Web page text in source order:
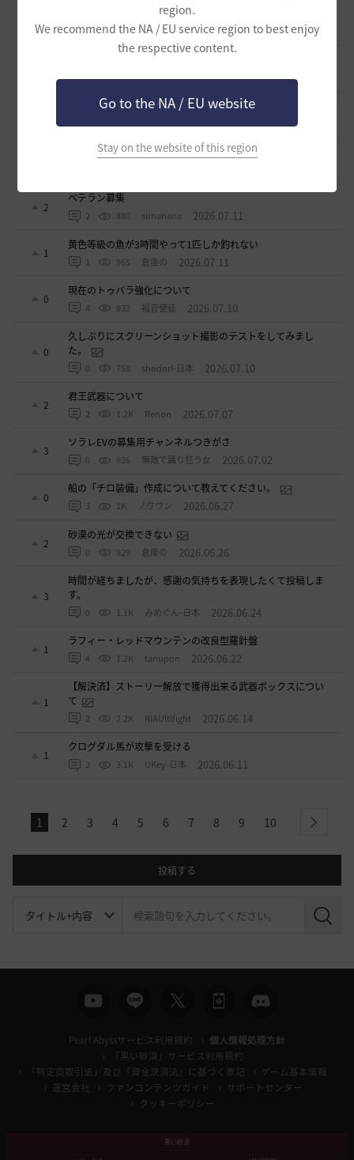
region.
We recommend the NA / EU service region to best enjoy
the respective content.
Go to the NA / EU website
Stay on the website of this region
0
ベテラン＆ルーキー クーポン配布
0 750 飛鳥雨音 2026.07.24
ドーサやソーサレスの無敵踊りについて
0 825 無敵で踊り狂う女 2026.07.23
立ち聞きについて
2 874 マサ 2026.07.23
ワロタwwww
2
ベテラン募集
2 880 sunanana 2026.07.11
1
黄色等級の魚が3時間やって1匹しか釣れない
1 965 倉庫の 2026.07.11
0
現在のトゥバラ強化について
4 933 福音使徒 2026.07.10
0
久しぶりにスクリーンショット撮影のテストをしてみまし
た。
0 758 shodori-日本 2026.07.10
2
君王武器について
2 1.2K Renon 2026.07.07
3
ソラレEVの募集用チャンネルつきがさ
0 926 無敵で踊り狂う女 2026.07.02
0
船の「チロ装備」作成について教えてください。
3 1K ノウワン 2026.06.27
2
砂漠の光が交換できない
0 929 倉庫の 2026.06.26
3
時間が経ちましたが、感謝の気持ちを表現したくて投稿しま
す。
0 1.1K みめぐん-日本 2026.06.24
1
ラフィー・レッドマウンテンの改良型羅針盤
4 1.2K tanupon 2026.06.22
1
【解決済】ストーリー解放で獲得出来る武器ボックスについ
て
2 2.2K RiAUltifight 2026.06.14
1
クログダル馬が攻撃を受ける
2 3.1K UKey-日本 2026.06.11
1 2 3 4 5 6 7 8 9 10 next
投稿する
検
Pearl Abyssサービス利用規約
個人情報処理方針
「黒い砂漠」サービス利用規約
「特定商取引法」及び「資金決済法」に基づく表記
ゲーム基本情報
運営会社
ファンコンテンツガイド
サポートセンター
クッキーポリシー
黒い砂漠